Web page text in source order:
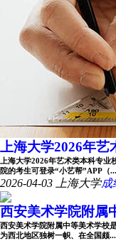
上海大学2026年艺
上海大学2026年艺术类本科专
院的考生可登录“小艺帮”APP（
2026-04-03 上海大学成
西安美术学院附属
西安美术学院附属中等美术学校
为西北地区独树一帜、在全国颇